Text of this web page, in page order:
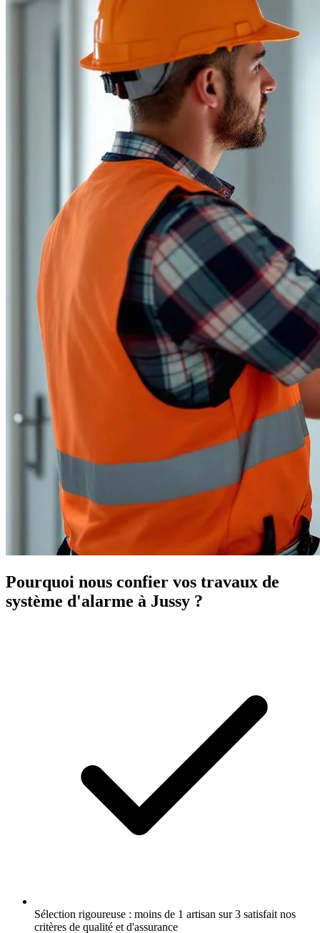
Pourquoi nous confier vos travaux de
système d'alarme à Jussy ?
Sélection rigoureuse : moins de 1 artisan sur 3 satisfait nos
critères de qualité et d'assurance